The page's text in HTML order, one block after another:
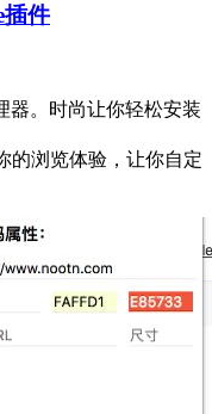
插件
器。时尚让你轻松安装
的浏览体验，让你自定